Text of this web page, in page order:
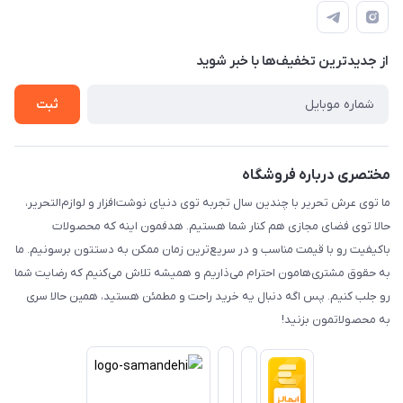
راهنما
پرداخت الکترونیکی امن
رویه ارسال کالا
حریم خصوصی
تماس با ما
از جدید‌ترین تخفیف‌ها با‌ خبر شوید
ثبت
مختصری درباره فروشگاه
ما توی عرش تحریر با چندین سال تجربه توی دنیای نوشت‌افزار و لوازم‌التحریر،
حالا توی فضای مجازی هم کنار شما هستیم. هدفمون اینه که محصولات
باکیفیت رو با قیمت مناسب و در سریع‌ترین زمان ممکن به دستتون برسونیم. ما
به حقوق مشتری‌هامون احترام می‌ذاریم و همیشه تلاش می‌کنیم که رضایت شما
رو جلب کنیم. پس اگه دنبال یه خرید راحت و مطمئن هستید، همین حالا سری
به محصولاتمون بزنید!